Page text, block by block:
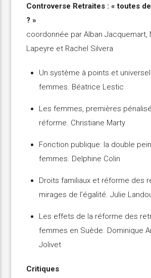
Controverse Retraites : « toutes
? »
coordonnée par Alban Jacquemart,
Lapeyre et Rachel Silvera
Un système à points et
femmes. Béatrice Lestic
Les femmes, premières
réforme. Christiane Marty
Fonction publique: la double
femmes. Delphine Colin
Droits familiaux et réforme des
mirages de l’égalité. Julie
Les effets de la réforme des
femmes en Suède. Dominique
Jolivet
Critiques